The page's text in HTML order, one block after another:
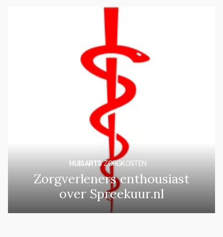
HUISARTS ZORGKOSTEN
Zorgverleners enthousiast
over Spreekuur.nl